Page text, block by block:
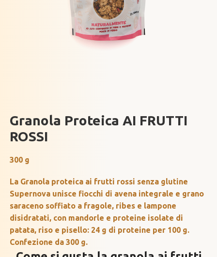
Granola Proteica AI FRUTTI
ROSSI
300 g
La Granola proteica ai frutti rossi senza glutine
Supernova unisce fiocchi di avena integrale e grano
saraceno soffiato a fragole, ribes e lampone
disidratati, con mandorle e proteine isolate di
patata, riso e pisello: 24 g di proteine per 100 g.
Confezione da 300 g.